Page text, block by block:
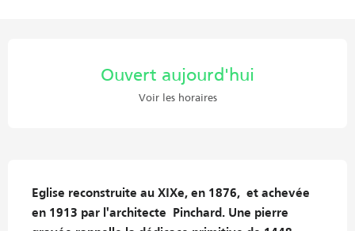
Ouvert aujourd'hui
Voir les horaires
Eglise reconstruite au XIXe, en 1876,  et achevée
en 1913 par l'architecte  Pinchard. Une pierre